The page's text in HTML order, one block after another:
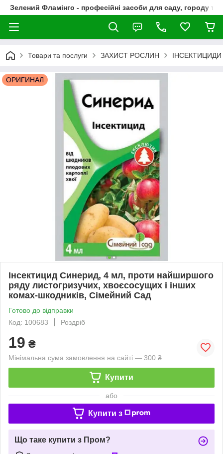
Зелений Фламінго - професійні засоби для саду, городу та
Товари та послуги ЗАХИСТ РОСЛИН ІНСЕКТИЦИДИ
ОРИГИНАЛ
Інсектицид Синерид, 4 мл, проти найширшого
ряду листогризучих, хвоєсосущих і інших
комах-шкодників, Сімейний Сад
Готово до відправки
Код: 100683
Роздріб
19 ₴
Мінімальна сума замовлення на сайті — 300 ₴
Купити
або
Купити з
Що таке купити з Пром?